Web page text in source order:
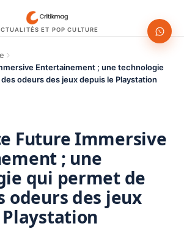
ET POP CULTURE
Entertainement ; une technologie
odeurs des jeux depuis le Playstation
Future Immersive
; une
qui permet de
odeurs des jeux